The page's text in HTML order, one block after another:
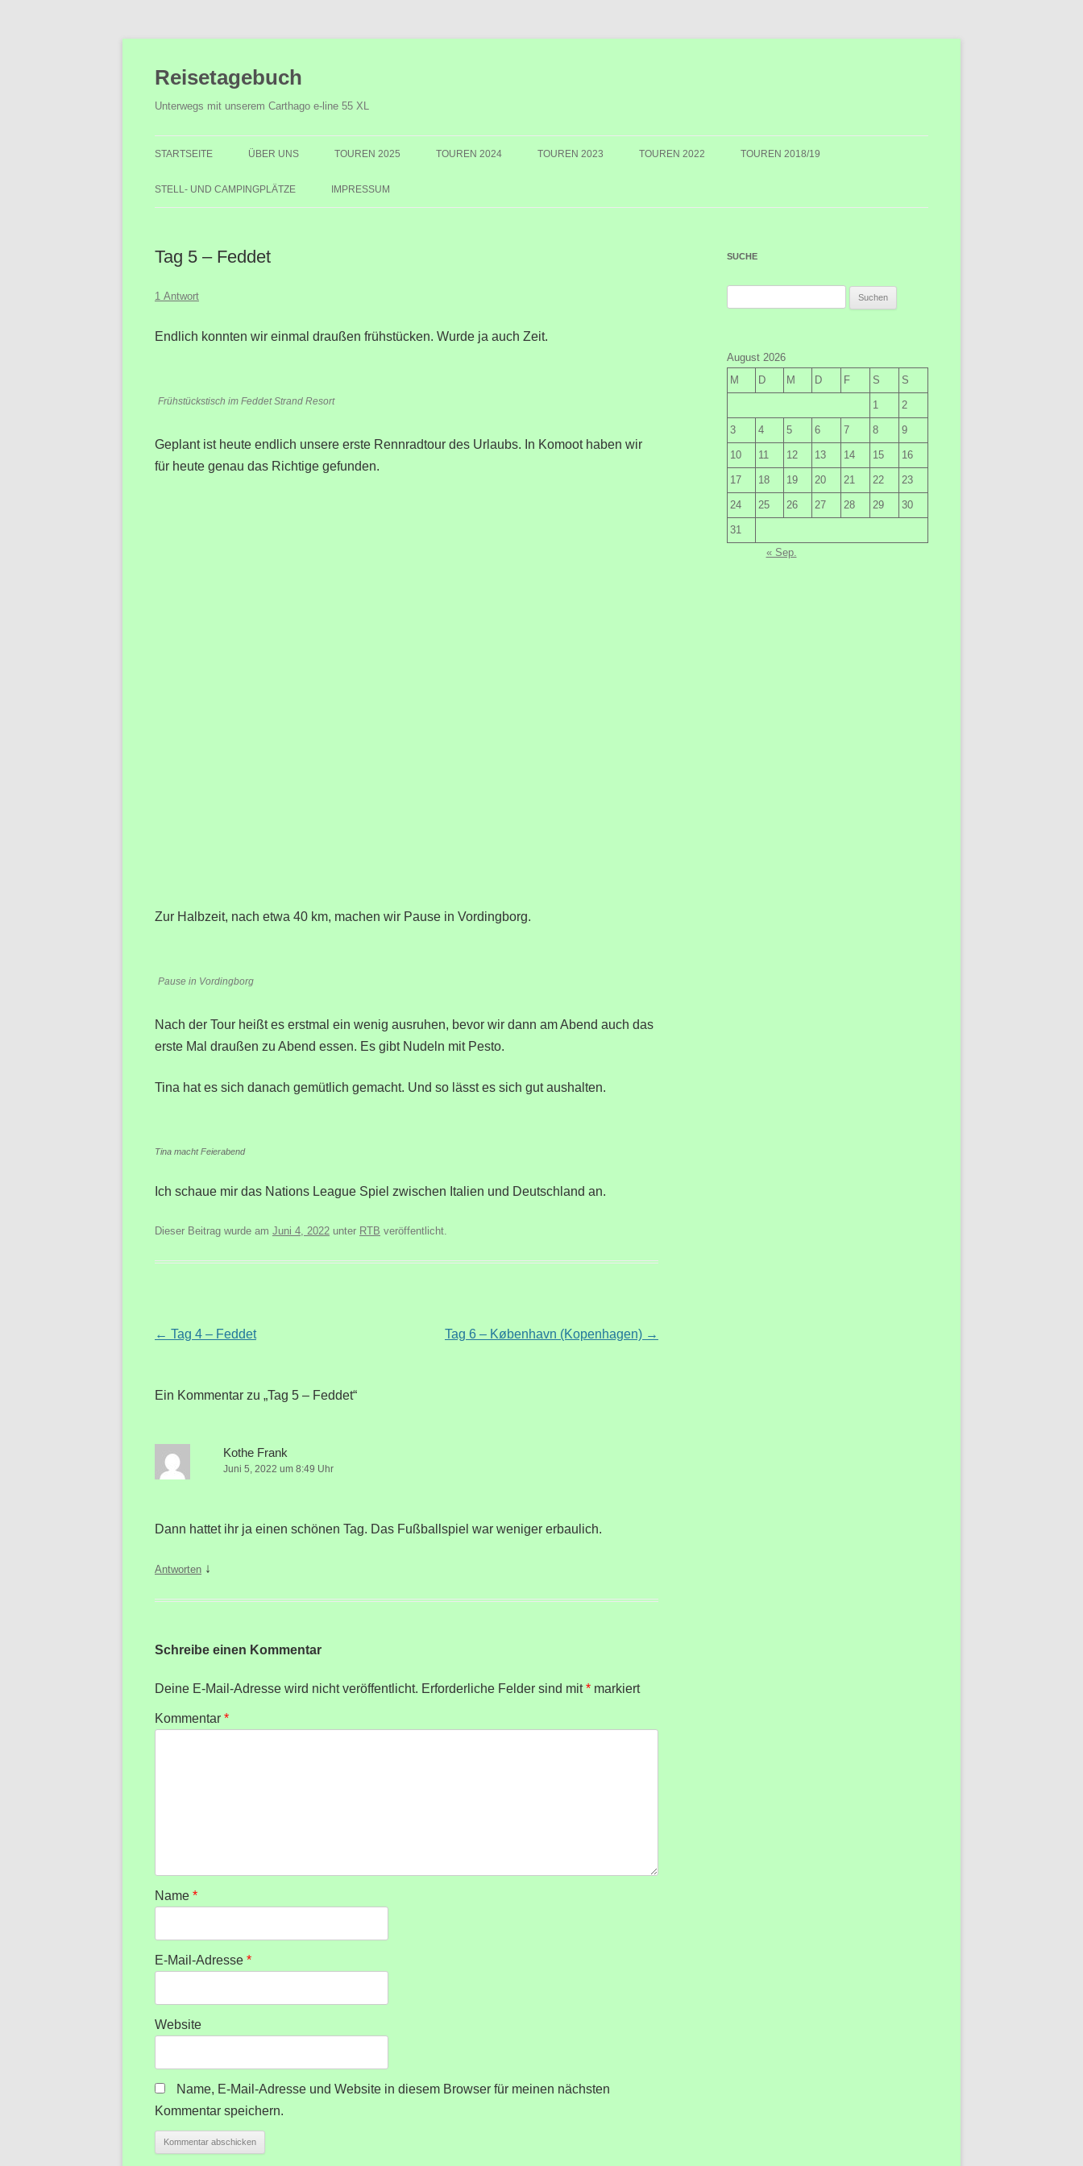
Inhalt
springen
Reisetagebuch
Unterwegs mit unserem Carthago e-line 55 XL
STARTSEITE ÜBER UNS TOUREN 2025 TOUREN 2024 TOUREN 2023 TOUREN 2022 TOUREN 2018/19
STELL- UND CAMPINGPLÄTZE IMPRESSUM
Tag 5 – Feddet
1 Antwort
Endlich konnten wir einmal draußen frühstücken. Wurde ja auch Zeit.
Frühstückstisch im Feddet Strand Resort
Geplant ist heute endlich unsere erste Rennradtour des Urlaubs. In Komoot haben wir
für heute genau das Richtige gefunden.
Zur Halbzeit, nach etwa 40 km, machen wir Pause in Vordingborg.
Pause in Vordingborg
Nach der Tour heißt es erstmal ein wenig ausruhen, bevor wir dann am Abend auch das
erste Mal draußen zu Abend essen. Es gibt Nudeln mit Pesto.
Tina hat es sich danach gemütlich gemacht. Und so lässt es sich gut aushalten.
Tina macht Feierabend
Ich schaue mir das Nations League Spiel zwischen Italien und Deutschland an.
Dieser Beitrag wurde am Juni 4, 2022 unter RTB veröffentlicht.
Beitragsnavigation
← Tag 4 – Feddet Tag 6 – København (Kopenhagen) →
Ein Kommentar zu „Tag 5 – Feddet“
Kothe Frank
Juni 5, 2022 um 8:49 Uhr
Dann hattet ihr ja einen schönen Tag. Das Fußballspiel war weniger erbaulich.
Antworten ↓
Schreibe einen Kommentar
Deine E-Mail-Adresse wird nicht veröffentlicht. Erforderliche Felder sind mit* markiert
Kommentar *
Name *
E-Mail-Adresse *
Website
Name, E-Mail-Adresse und Website in diesem Browser für meinen nächsten
Kommentar speichern.
SUCHE
August 2026
M
D M D F S S
1 2
3 4 5 6 7 8 9
10 11 12 13 14 15 16
17 18 19 20 21 22 23
24 25 26 27 28 29 30
31
« Sep.